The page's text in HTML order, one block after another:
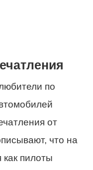
по
от
что на
пилоты